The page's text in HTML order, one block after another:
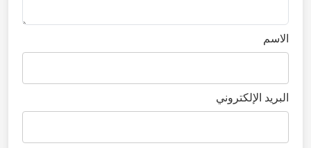
الاسم
البريد الإلكتروني